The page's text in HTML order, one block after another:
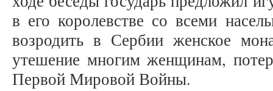
в его королевстве со всеми
возродить в Сербии женское
утешение многим женщинам,
Первой Мировой Войны.